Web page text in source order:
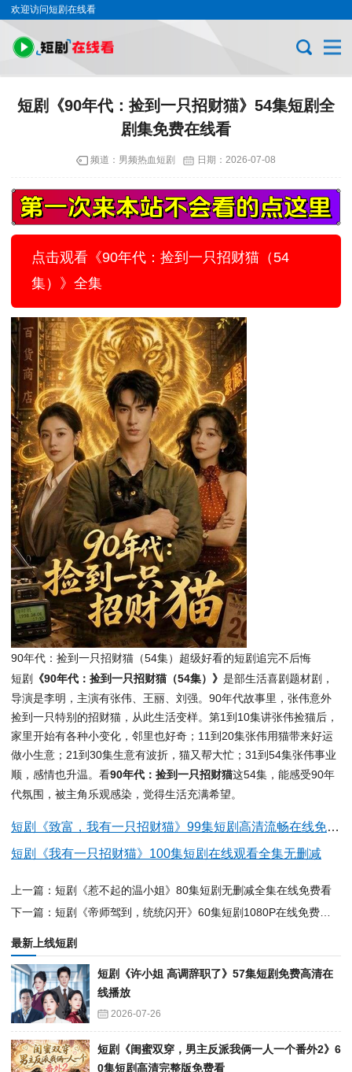
欢迎访问短剧在线看
短剧《90年代：捡到一只招财猫》54集短剧全
剧集免费在线看
频道： 男频热血短剧 日期： 2026-07-08
点击观看《90年代：捡到一只招财猫（54
集）》全集
90年代：捡到一只招财猫（54集）超级好看的短剧追完不后悔
短剧
《90年代：捡到一只招财猫（54集）》 是部生活喜剧题材剧，
导演是李明，主演有张伟、王丽、刘强。90年代故事里，张伟意外
捡到一只特别的招财猫，从此生活变样。第1到10集讲张伟捡猫后，
家里开始有各种小变化，邻里也好奇；11到20集张伟用猫带来好运
做小生意；21到30集生意有波折，猫又帮大忙；31到54集张伟事业
顺，感情也升温。看90年代：捡到一只招财猫这54集，能感受90年
代氛围，被主角乐观感染，觉得生活充满希望。
短剧《致富，我有一只招财猫》99集短剧高清流畅在线免费赏
短剧《我有一只招财猫》100集短剧在线观看全集无删减
上一篇：短剧《惹不起的温小姐》80集短剧无删减全集在线免费看
最新上线短剧
短剧《许小姐 高调辞职了》57集短剧免费高清在
线播放
2026-07-26
短剧《闺蜜双穿，男主反派我俩一人一个番外2》6
0集短剧高清完整版免费看